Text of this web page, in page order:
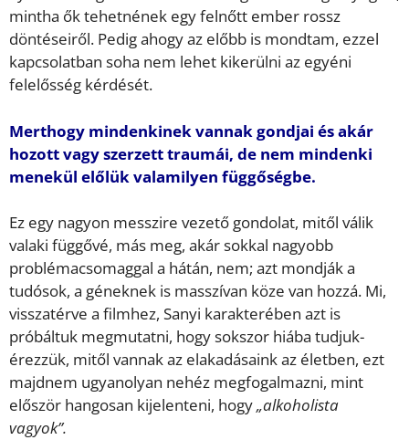
mintha ők tehetnének egy felnőtt ember rossz
döntéseiről. Pedig ahogy az előbb is mondtam, ezzel
kapcsolatban soha nem lehet kikerülni az egyéni
felelősség kérdését.
Merthogy mindenkinek vannak gondjai és akár
hozott vagy szerzett traumái, de nem mindenki
menekül előlük valamilyen függőségbe.
Ez egy nagyon messzire vezető gondolat, mitől válik
valaki függővé, más meg, akár sokkal nagyobb
problémacsomaggal a hátán, nem; azt mondják a
tudósok, a géneknek is masszívan köze van hozzá. Mi,
visszatérve a filmhez, Sanyi karakterében azt is
próbáltuk megmutatni, hogy sokszor hiába tudjuk-
érezzük, mitől vannak az elakadásaink az életben, ezt
majdnem ugyanolyan nehéz megfogalmazni, mint
először hangosan kijelenteni, hogy„alkoholista
vagyok”.